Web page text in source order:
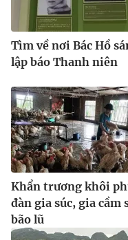
Tìm về nơi Bác Hồ
lập báo Thanh niên
Khẩn trương khôi
đàn gia súc, gia cầm
bão lũ